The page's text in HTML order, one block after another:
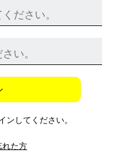
ンしてください。
れた方